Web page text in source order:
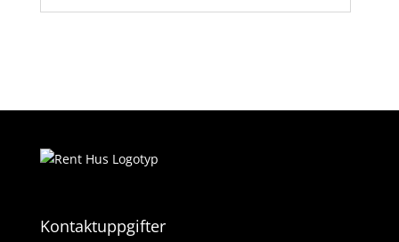
Kontaktuppgifter